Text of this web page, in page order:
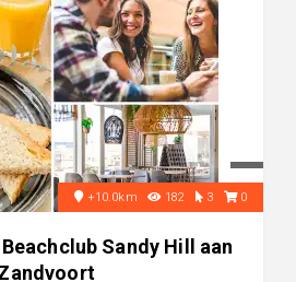
+10.0km 182 3 0
Sandy Hill aan